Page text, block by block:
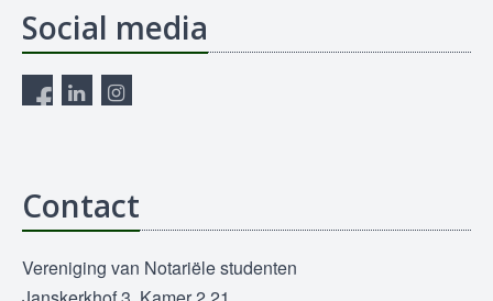
Social media
Contact
Vereniging van Notariële studenten